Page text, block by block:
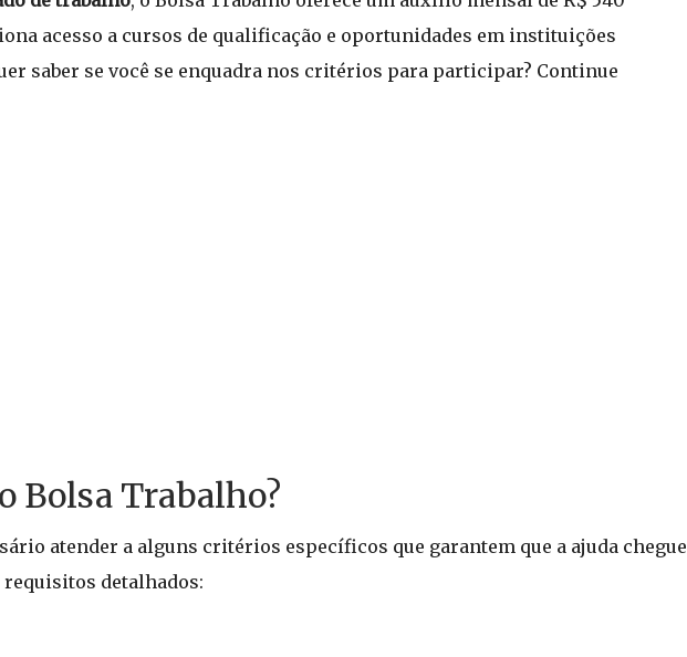
acesso a cursos de qualificação e oportunidades em instituições
saber se você se enquadra nos critérios para participar? Continue
Bolsa Trabalho?
atender a alguns critérios específicos que garantem que a ajuda chegue
requisitos detalhados: